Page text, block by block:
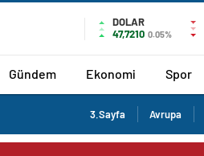
DOLAR
47,7210 0.05%
Gündem Ekonomi Spor
3.Sayfa Avrupa